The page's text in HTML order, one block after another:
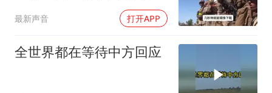
最新声音 打开APP
全世界都在等待中方回应